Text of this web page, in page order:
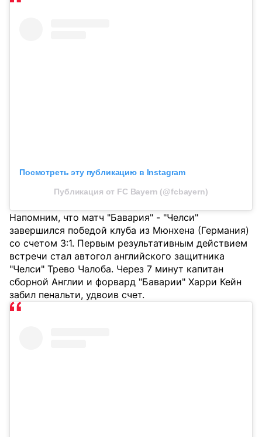
Посмотреть эту публикацию в Instagram
Публикация от FC Bayern (@fcbayern)
Напомним, что матч "Бавария" - "Челси"
завершился победой клуба из Мюнхена (Германия)
со счетом 3:1. Первым результативным действием
встречи стал автогол английского защитника
"Челси" Трево Чалоба. Через 7 минут капитан
сборной Англии и форвард "Баварии" Харри Кейн
забил пенальти, удвоив счет.